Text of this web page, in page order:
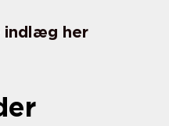
indlæg her